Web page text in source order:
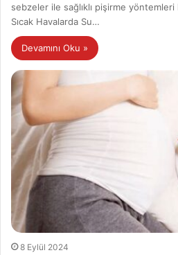
sebzeler ile sağlıklı pişirme yöntemleri
Sıcak Havalarda Su…
Devamını Oku »
8 Eylül 2024